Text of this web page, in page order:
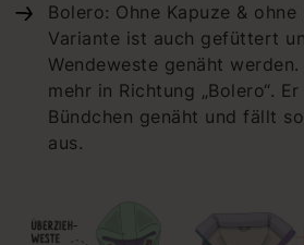
Bolero: Ohne Kapuze & ohne
Variante ist auch gefüttert
Wendeweste genäht
mehr in Richtung „Bolero“.
Bündchen genäht und fällt
aus.